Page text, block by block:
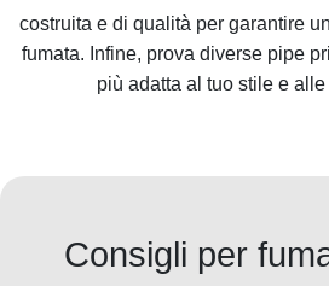
costruita e di qualità per garantire
fumata. Infine, prova diverse pipe
più adatta al tuo stile e
Consigli per